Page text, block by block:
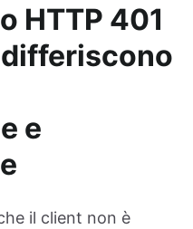
HTTP 401
e
il client non è